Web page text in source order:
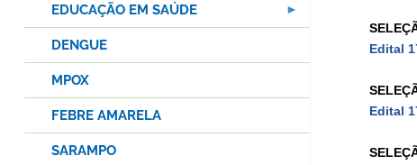
Edital
Edital
EDUCAÇÃO EM SAÚDE
DENGUE
MPOX
FEBRE AMARELA
SARAMPO